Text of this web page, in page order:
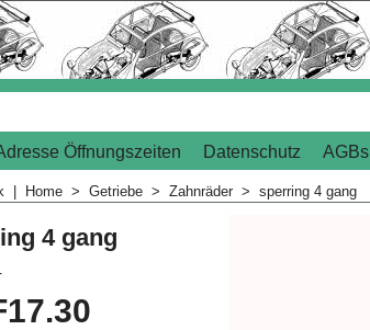
Öffnungszeiten Datenschutz AGBs
Home > Getriebe > Zahnräder > sperring 4 gang
4 gang
17.30